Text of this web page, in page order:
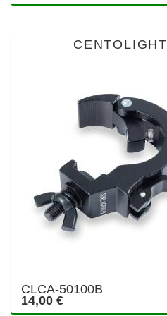
CENTOLIGHT
CLCA-50100B
14,00 €